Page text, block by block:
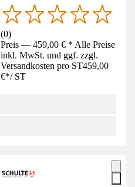
(0)
Preis — 459,00 € * Alle Preise
inkl. MwSt. und ggf. zzgl.
Versandkosten pro ST459,00
€*/ ST